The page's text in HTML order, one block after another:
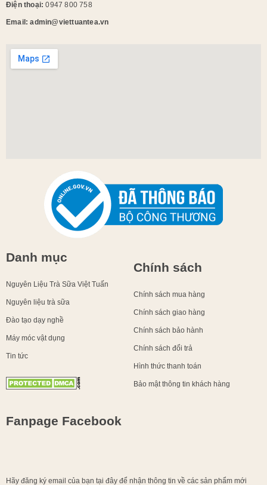
Điện thoại:0947 800 758
Email: admin@viettuantea.vn
Danh mục
Nguyên Liệu Trà Sữa Việt Tuấn
Nguyên liệu trà sữa
Đào tạo dạy nghề
Máy móc vật dụng
Tin tức
Chính sách
Chính sách mua hàng
Chính sách giao hàng
Chính sách bảo hành
Chính sách đổi trả
Hình thức thanh toán
Bảo mật thông tin khách hàng
Fanpage Facebook
Hãy đăng ký email của bạn tại đây để nhận thông tin về các sản phẩm mới